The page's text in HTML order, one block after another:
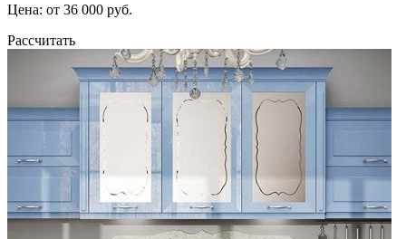
Цена: от 36 000 руб.
Рассчитать